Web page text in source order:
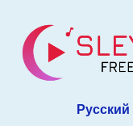
Русский